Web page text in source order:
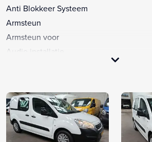
Anti Blokkeer Systeem
Armsteun
Armsteun voor
Audio installatie
Autotelefoonvoorbereiding met bluetooth
Bluetooth telefoonvoorbereiding
Boordcomputer
Buitenspiegels elektrisch verstelbaar
Buitenspiegels verwarmbaar